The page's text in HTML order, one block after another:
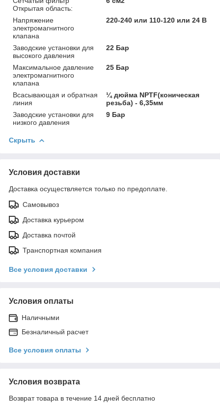
Открытая область:
Напряжение
электромагнитного
клапана
220-240 или 110-120 или 24 В
Заводские установки для
высокого давления
22 Бар
Максимальное давление
электромагнитного
клапана
25 Бар
Всасывающая и обратная
линия
¼ дюйма NPTF(коническая
резьба) - 6,35мм
Заводские установки для
низкого давления
9 Бар
Скрыть
Условия доставки
Доставка осуществляется только по предоплате.
Самовывоз
Доставка курьером
Доставка почтой
Транспортная компания
Все условия доставки
Условия оплаты
Наличными
Безналичный расчет
Все условия оплаты
Условия возврата
Возврат товара в течение 14 дней бесплатно